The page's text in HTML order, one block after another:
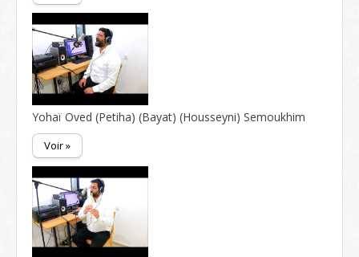
Yohaï Oved (Petiha) (Bayat) (Housseyni) Semoukhim
Voir »